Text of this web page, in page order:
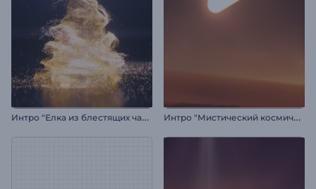
И
нтро "Елка из блестящих частиц" И
нтро "Мистический космический странник"